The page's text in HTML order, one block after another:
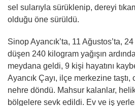
sel sularıyla sürüklenip, dereyi
olduğu öne sürüldü.
Sinop Ayancık’ta, 11 Ağustos’ta,
düşen 240 kilogram yağışın
meydana geldi, 9 kişi hayatını
Ayancık Çayı, ilçe merkezine
nehre döndü. Mahsur kalanlar,
bölgelere sevk edildi. Ev ve iş